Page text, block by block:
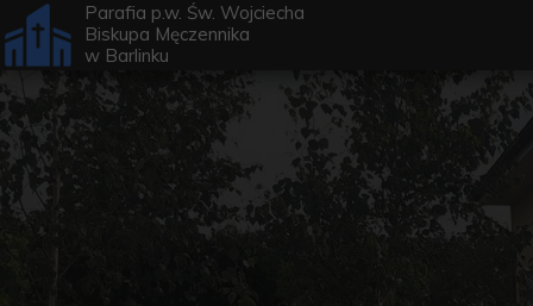
Parafia p.w. Św. Wojciecha
Biskupa Męczennika
w Barlinku